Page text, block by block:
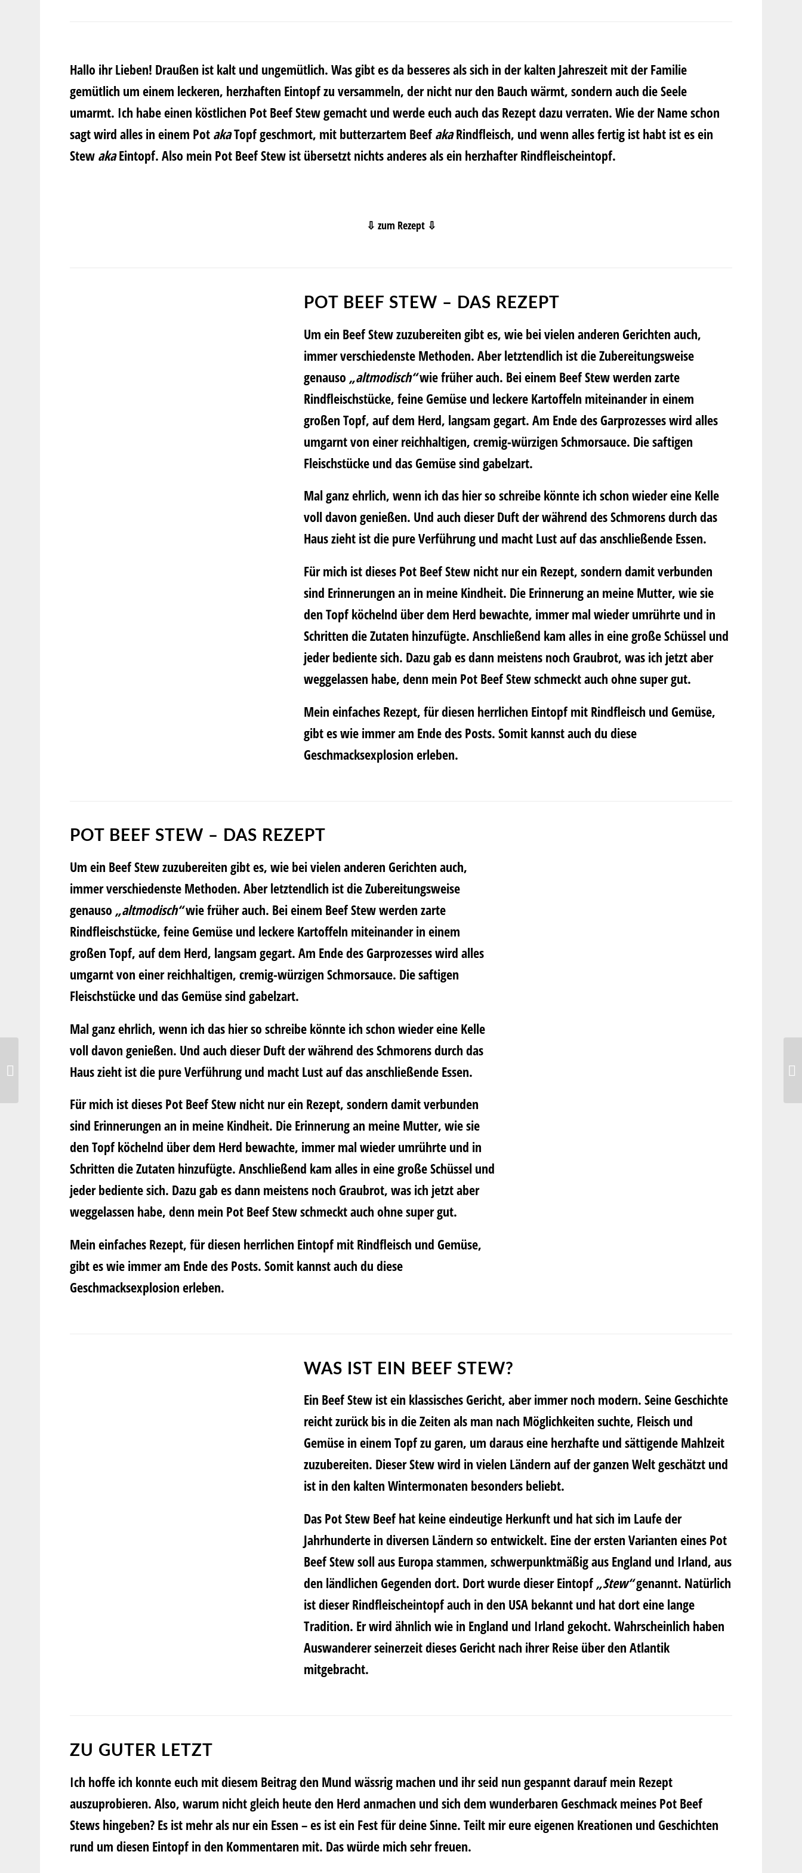
Hallo ihr Lieben! Draußen ist kalt und ungemütlich. Was gibt es da besseres als sich in der kalten Jahreszeit mit der Familie
gemütlich um einem leckeren, herzhaften Eintopf zu versammeln, der nicht nur den Bauch wärmt, sondern auch die Seele
umarmt. Ich habe einen köstlichen Pot Beef Stew gemacht und werde euch auch das Rezept dazu verraten. Wie der Name schon
sagt wird alles in einem Pot akaTopf geschmort, mit butterzartem BeefakaRindfleisch, und wenn alles fertig ist habt ist es ein
Stew akaEintopf. Also mein Pot Beef Stew ist übersetzt nichts anderes als ein herzhafter Rindfleischeintopf.
⇩ zum Rezept ⇩
POT BEEF STEW – DAS REZEPT
Um ein Beef Stew zuzubereiten gibt es, wie bei vielen anderen Gerichten auch,
immer verschiedenste Methoden. Aber letztendlich ist die Zubereitungsweise
genauso „altmodisch“wie früher auch. Bei einem Beef Stew werden zarte
Rindfleischstücke, feine Gemüse und leckere Kartoffeln miteinander in einem
großen Topf, auf dem Herd, langsam gegart. Am Ende des Garprozesses wird alles
umgarnt von einer reichhaltigen, cremig-würzigen Schmorsauce. Die saftigen
Fleischstücke und das Gemüse sind gabelzart.
Mal ganz ehrlich, wenn ich das hier so schreibe könnte ich schon wieder eine Kelle
voll davon genießen. Und auch dieser Duft der während des Schmorens durch das
Haus zieht ist die pure Verführung und macht Lust auf das anschließende Essen.
Für mich ist dieses Pot Beef Stew nicht nur ein Rezept, sondern damit verbunden
sind Erinnerungen an in meine Kindheit. Die Erinnerung an meine Mutter, wie sie
den Topf köchelnd über dem Herd bewachte, immer mal wieder umrührte und in
Schritten die Zutaten hinzufügte. Anschließend kam alles in eine große Schüssel und
jeder bediente sich. Dazu gab es dann meistens noch Graubrot, was ich jetzt aber
weggelassen habe, denn mein Pot Beef Stew schmeckt auch ohne super gut.
Mein einfaches Rezept, für diesen herrlichen Eintopf mit Rindfleisch und Gemüse,
gibt es wie immer am Ende des Posts. Somit kannst auch du diese
Geschmacksexplosion erleben.
POT BEEF STEW – DAS REZEPT
Um ein Beef Stew zuzubereiten gibt es, wie bei vielen anderen Gerichten auch,
immer verschiedenste Methoden. Aber letztendlich ist die Zubereitungsweise
genauso „altmodisch“wie früher auch. Bei einem Beef Stew werden zarte
Rindfleischstücke, feine Gemüse und leckere Kartoffeln miteinander in einem
großen Topf, auf dem Herd, langsam gegart. Am Ende des Garprozesses wird alles
umgarnt von einer reichhaltigen, cremig-würzigen Schmorsauce. Die saftigen
Fleischstücke und das Gemüse sind gabelzart.
Mal ganz ehrlich, wenn ich das hier so schreibe könnte ich schon wieder eine Kelle
voll davon genießen. Und auch dieser Duft der während des Schmorens durch das
Haus zieht ist die pure Verführung und macht Lust auf das anschließende Essen.
Für mich ist dieses Pot Beef Stew nicht nur ein Rezept, sondern damit verbunden
sind Erinnerungen an in meine Kindheit. Die Erinnerung an meine Mutter, wie sie
den Topf köchelnd über dem Herd bewachte, immer mal wieder umrührte und in
Schritten die Zutaten hinzufügte. Anschließend kam alles in eine große Schüssel und
jeder bediente sich. Dazu gab es dann meistens noch Graubrot, was ich jetzt aber
weggelassen habe, denn mein Pot Beef Stew schmeckt auch ohne super gut.
Mein einfaches Rezept, für diesen herrlichen Eintopf mit Rindfleisch und Gemüse,
gibt es wie immer am Ende des Posts. Somit kannst auch du diese
Geschmacksexplosion erleben.
WAS IST EIN BEEF STEW?
Ein Beef Stew ist ein klassisches Gericht, aber immer noch modern. Seine Geschichte
reicht zurück bis in die Zeiten als man nach Möglichkeiten suchte, Fleisch und
Gemüse in einem Topf zu garen, um daraus eine herzhafte und sättigende Mahlzeit
zuzubereiten. Dieser Stew wird in vielen Ländern auf der ganzen Welt geschätzt und
ist in den kalten Wintermonaten besonders beliebt.
Das Pot Stew Beef hat keine eindeutige Herkunft und hat sich im Laufe der
Jahrhunderte in diversen Ländern so entwickelt. Eine der ersten Varianten eines Pot
Beef Stew soll aus Europa stammen, schwerpunktmäßig aus England und Irland, aus
den ländlichen Gegenden dort. Dort wurde dieser Eintopf„Stew“genannt. Natürlich
ist dieser Rindfleischeintopf auch in den USA bekannt und hat dort eine lange
Tradition. Er wird ähnlich wie in England und Irland gekocht. Wahrscheinlich haben
Auswanderer seinerzeit dieses Gericht nach ihrer Reise über den Atlantik
mitgebracht.
ZU GUTER LETZT
Ich hoffe ich konnte euch mit diesem Beitrag den Mund wässrig machen und ihr seid nun gespannt darauf mein Rezept
auszuprobieren. Also, warum nicht gleich heute den Herd anmachen und sich dem wunderbaren Geschmack meines Pot Beef
Stews hingeben? Es ist mehr als nur ein Essen – es ist ein Fest für deine Sinne. Teilt mir eure eigenen Kreationen und Geschichten
rund um diesen Eintopf in den Kommentaren mit. Das würde mich sehr freuen.